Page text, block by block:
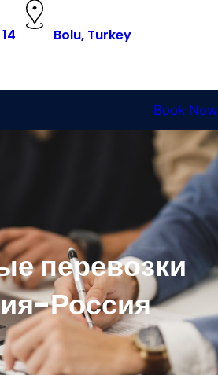
Bolu, Turkey
Book Now
перевозки
Россия